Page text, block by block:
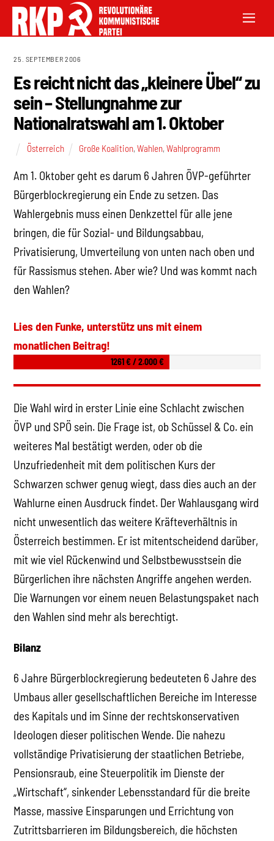
25. SEPTEMBER 2006
Es reicht nicht das „kleinere Übel“ zu
sein – Stellungnahme zur
Nationalratswahl am 1. Oktober
Österreich Große Koalition,Wahlen,Wahlprogramm
Am 1. Oktober geht es darum 6 Jahren ÖVP-geführter
Bürgerblockregierung ein Ende zu setzen. Das
Wahlergebnis muss einen Denkzettel für alle jene
bringen, die für Sozial- und Bildungsabbau,
Privatisierung, Umverteilung von unten nach oben und
für Rassismus stehen. Aber wie? Und was kommt nach
den Wahlen?
Lies den Funke, unterstütz uns mit einem
monatlichen Beitrag!
1261 € / 2.000 €
Die Wahl wird in erster Linie eine Schlacht zwischen
ÖVP und SPÖ sein. Die Frage ist, ob Schüssel & Co. ein
weiteres Mal bestätigt werden, oder ob die
Unzufriedenheit mit dem politischen Kurs der
Schwarzen schwer genug wiegt, dass dies auch an der
Wahlurne einen Ausdruck findet. Der Wahlausgang wird
nicht unwesentlich das weitere Kräfteverhältnis in
Österreich bestimmen. Er ist mitentscheidend darüber,
mit wie viel Rückenwind und Selbstbewusstsein die
Bürgerlichen ihre nächsten Angriffe angehen werden.
Die Warnungen vor einem neuen Belastungspaket nach
den Wahlen sind mehr als berechtigt.
Bilanz
6 Jahre Bürgerblockregierung bedeuteten 6 Jahre des
Umbaus aller gesellschaftlichen Bereiche im Interesse
des Kapitals und im Sinne der rechtskonservativen
Ideologen dieser politischen Wende. Die nahezu
vollständige Privatisierung der staatlichen Betriebe,
Pensionsraub, eine Steuerpolitik im Dienste der
„Wirtschaft“, sinkender Lebensstandard für die breite
Masse, massive Einsparungen und Errichtung von
Zutrittsbarrieren im Bildungsbereich, die höchsten